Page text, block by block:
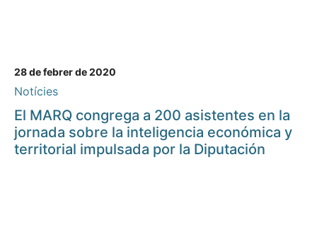
28 de febrer de 2020
Notícies
El MARQ congrega a 200 asistentes en la
jornada sobre la inteligencia económica y
territorial impulsada por la Diputación